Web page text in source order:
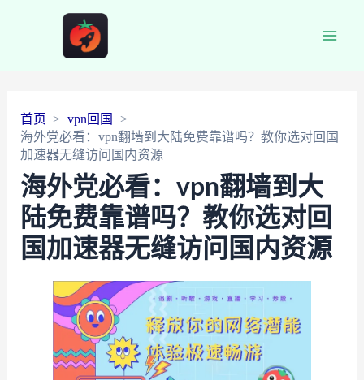
首页
vpn回国
海外党必看：vpn翻墙到大陆免费靠谱吗？教你选对回国
加速器无缝访问国内资源
海外党必看：vpn翻墙到大
陆免费靠谱吗？教你选对回
国加速器无缝访问国内资源